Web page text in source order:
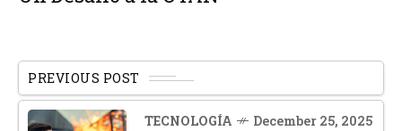
PREVIOUS POST
TECNOLOGÍA December 25, 2025